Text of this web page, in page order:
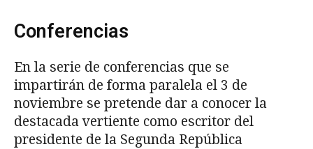
Conferencias
En la serie de conferencias que se
impartirán de forma paralela el 3 de
noviembre se pretende dar a conocer la
destacada vertiente como escritor del
presidente de la Segunda República